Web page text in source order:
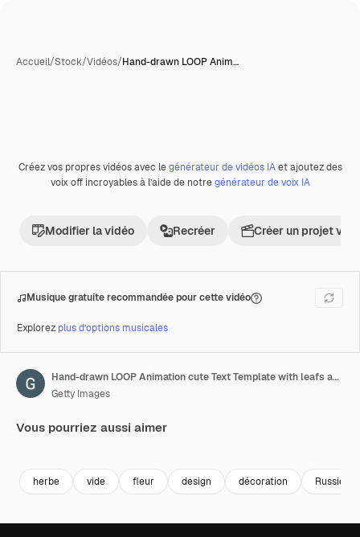
Accueil/Stock/Vidéos/Hand-drawn LOOP Anim…
Premium
Créez vos propres vidéos avec legénérateur de vidéos IAet ajoutez des
voix off incroyables à l’aide de notregénérateur de voix IA
Modifier la vidéo Recréer Créer un projet
Musique gratuite recommandée pour cette vidéo
Explorez plus d’options musicales
Hand-drawn LOOP Animation cute Text Template with leafs and berrys in doodle style on transparent background. Alpha channel.
Getty Images
Vous pourriez aussi aimer
herbe vide fleur design décoration Russie